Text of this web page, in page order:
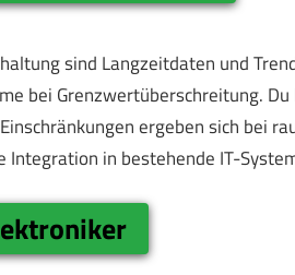
sind Langzeitdaten und
bei Grenzwertüberschreitung.
ergeben sich bei
Integration in bestehende IT-